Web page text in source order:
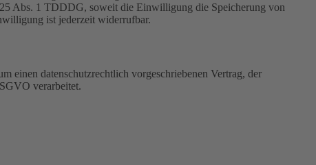
Abs. 1 TDDDG, soweit die Einwilligung die Speicherung von
ist jederzeit widerrufbar.
einen datenschutzrechtlich vorgeschriebenen Vertrag, der
verarbeitet.